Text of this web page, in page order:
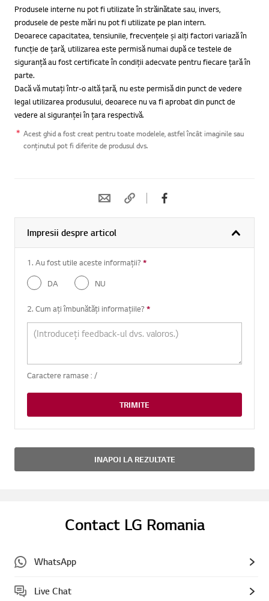
Produsele interne nu pot fi utilizate în străinătate sau, invers,
produsele de peste mări nu pot fi utilizate pe plan intern.
Deoarece capacitatea, tensiunile, frecvențele și alți factori variază în
funcție de țară, utilizarea este permisă numai după ce testele de
siguranță au fost certificate în condiții adecvate pentru fiecare țară în
parte.
Dacă vă mutați într-o altă țară, nu este permisă din punct de vedere
legal utilizarea produsului, deoarece nu va fi aprobat din punct de
vedere al siguranței în țara respectivă.
Acest ghid a fost creat pentru toate modelele, astfel încât imaginile sau
conținutul pot fi diferite de produsul dvs.
Impresii despre articol
1. Au fost utile aceste informații? *
DA
NU
2. Cum ați îmbunătăți informațiile? *
Caractere ramase : /
TRIMITE
INAPOI LA REZULTATE
Contact LG Romania
WhatsApp
Live Chat